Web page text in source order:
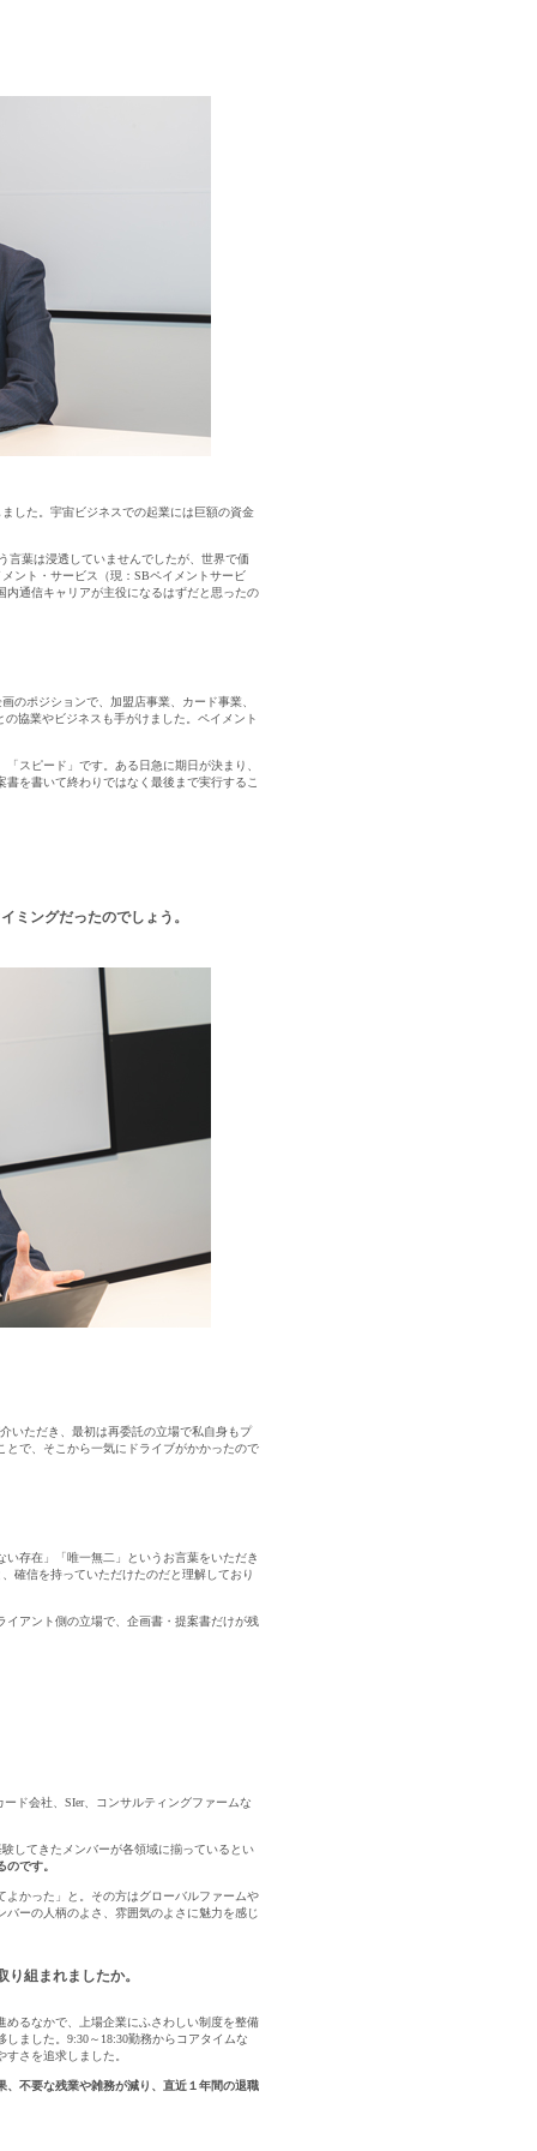
業種」
流通（EC・運輸・小売）
コミ（広告・制作）
信
機
械・装置 自動車・部品
した。宇宙ビジネスでの起業には巨額の資金
言葉は浸透していませんでしたが、世界で価
ント・サービス（現：SBペイメントサービ
通信キャリアが主役になるはずだと思ったの
のポジションで、加盟店事業、カード事業、
の協業やビジネスも手がけました。ペイメント
スピード」です。ある日急に期日が決まり、
を書いて終わりではなく最後まで実行するこ
ミングだったのでしょう。
いただき、最初は再委託の立場で私自身もプ
とで、そこから一気にドライブがかかったので
存在」「唯一無二」というお言葉をいただき
確信を持っていただけたのだと理解しており
アント側の立場で、企画書・提案書だけが残
ド会社、SIer、コンサルティングファームな
してきたメンバーが各領域に揃っているとい
です。
よかった」と。その方はグローバルファームや
ーの人柄のよさ、雰囲気のよさに魅力を感じ
組まれましたか。
めるなかで、上場企業にふさわしい制度を整備
ました。9:30～18:30勤務からコアタイムな
さを追求しました。
不要な残業や雑務が減り、直近１年間の退職
ることを確認するための仕組みで
本人認証に役立ちます。お客様が安心